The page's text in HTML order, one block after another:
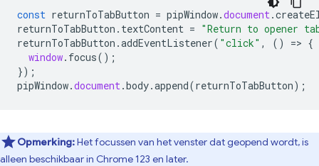
const returnToTabButton = pipWindow.document .
returnToTabButton . textContent = "Return to opener
returnToTabButton .addEventListener( "click" , () => {
window. focus();
});
pipWindow.document .body.append(returnToTabButton);
Opmerking:Het focussen van het venster dat geopend wordt, is
alleen beschikbaar in Chrome 123 en later.